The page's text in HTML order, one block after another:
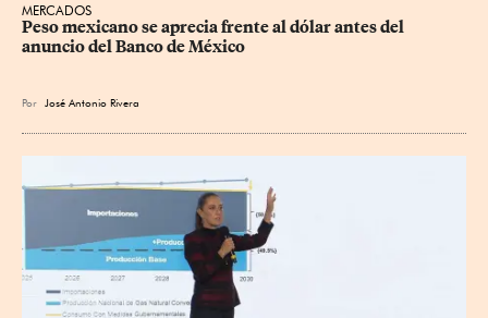
MERCADOS
Peso mexicano se aprecia frente al dólar antes del
anuncio del Banco de México
Por José Antonio Rivera